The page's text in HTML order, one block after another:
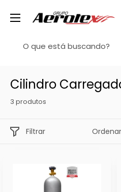
Cilindro
3 produtos
Filtrar